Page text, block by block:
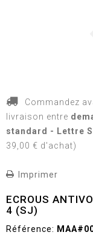
Commandez
livraison entre
standard - Lettre
39,00 € d'achat)
Imprimer
ECROUS
4 (SJ)
Référence: